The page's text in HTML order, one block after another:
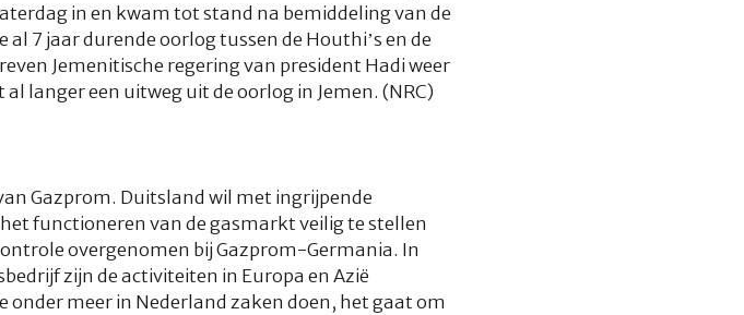
in en kwam tot stand na bemiddeling van de
al 7 jaar durende oorlog tussen de Houthi’s en de
Jemenitische regering van president Hadi weer
langer een uitweg uit de oorlog in Jemen. (NRC)
Gazprom. Duitsland wil met ingrijpende
functioneren van de gasmarkt veilig te stellen
overgenomen bij Gazprom-Germania. In
zijn de activiteiten in Europa en Azië
meer in Nederland zaken doen, het gaat om